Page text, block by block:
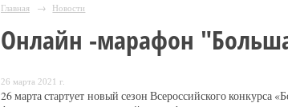
Главная → Новости
Онлайн -марафон
26 марта 2021 г.
26 марта стартует новый сезон Всероссийского конкурса